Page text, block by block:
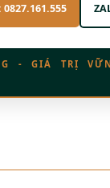
0827.161.555
- GIÁ TRỊ